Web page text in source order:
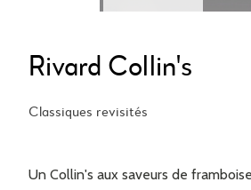
DÉGUSTATIONS DE VINS
GROUPES ET ENTREPRISES
QUI SOMMES-NOUS?
Rivard Collin's
Classiques revisités
Un Collin's aux saveurs de